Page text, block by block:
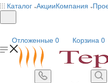
Каталог АкцииКомпания
Отложенные 0 Корзина 0